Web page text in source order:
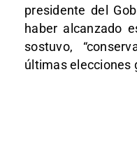
presidente del
haber alcanzado
sostuvo,
últimas elecciones